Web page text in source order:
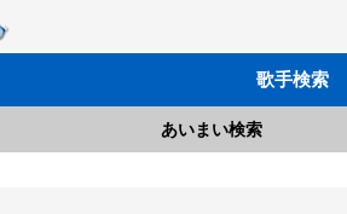
歌手検索
あいまい検索